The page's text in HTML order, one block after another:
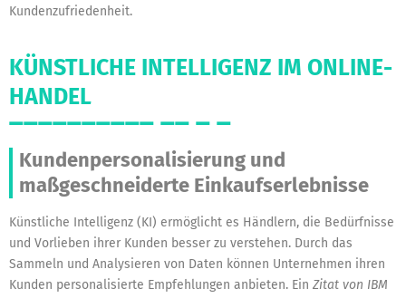
Kundenzufriedenheit.
KÜNSTLICHE INTELLIGENZ IM ONLINE-
HANDEL
Kundenpersonalisierung und
maßgeschneiderte Einkaufserlebnisse
Künstliche Intelligenz (KI) ermöglicht es Händlern, die Bedürfnisse
und Vorlieben ihrer Kunden besser zu verstehen. Durch das
Sammeln und Analysieren von Daten können Unternehmen ihren
Kunden personalisierte Empfehlungen anbieten. Ein Zitat von IBM